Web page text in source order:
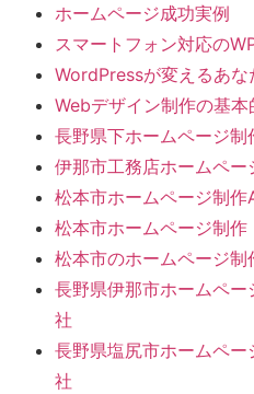
ホームページ成功実例
スマートフォン対応の
WordPressが変えるあな
Webデザイン制作の基本
長野県下ホームページ制
伊那市工務店ホームペー
松本市ホームページ制作
松本市ホームページ制作
松本市のホームページ
長野県伊那市ホームペ
社
長野県塩尻市ホームペ
社